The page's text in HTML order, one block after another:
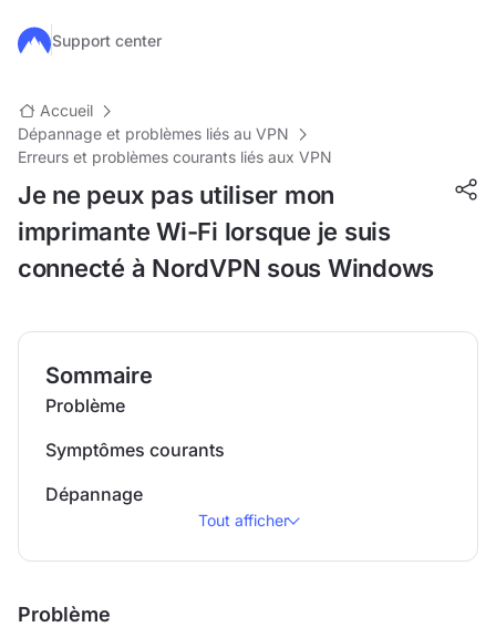
Passer au contenu principal
Support center
Accueil
Dépannage et problèmes liés au VPN
Erreurs et problèmes courants liés aux VPN
Je ne peux pas utiliser mon
imprimante Wi-Fi lorsque je suis
connecté à NordVPN sous Windows
Sommaire
Problème
Symptômes courants
Dépannage
Tout afficher
Problème